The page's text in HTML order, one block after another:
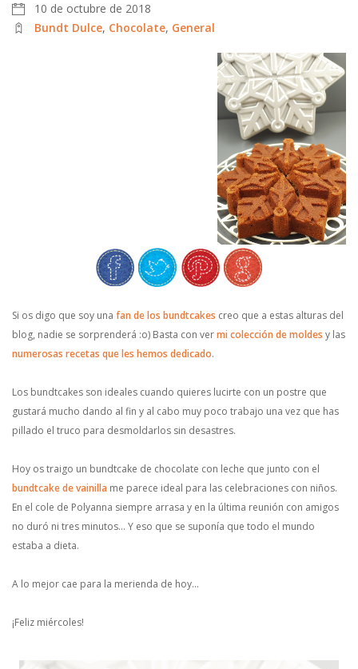
10 de octubre de 2018
Bundt Dulce, Chocolate, General
Si os digo que soy una fan de los bundtcakes creo que a estas alturas del
blog, nadie se sorprenderá :o) Basta con vermi colección de moldes y las
numerosas recetas que les hemos dedicado.
Los bundtcakes son ideales cuando quieres lucirte con un postre que
gustará mucho dando al fin y al cabo muy poco trabajo una vez que has
pillado el truco para desmoldarlos sin desastres.
Hoy os traigo un bundtcake de chocolate con leche que junto con el
bundtcake de vainilla me parece ideal para las celebraciones con niños.
En el cole de Polyanna siempre arrasa y en la última reunión con amigos
no duró ni tres minutos… Y eso que se suponía que todo el mundo
estaba a dieta.
A lo mejor cae para la merienda de hoy…
¡Feliz miércoles!